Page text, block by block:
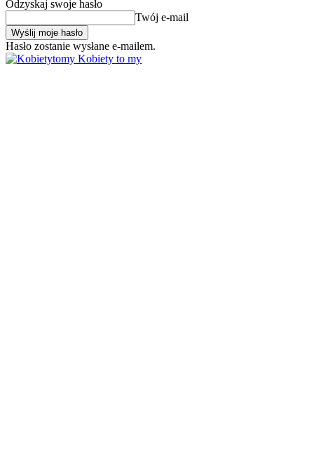
Odzyskaj swoje hasło
Twój e-mail
Hasło zostanie wysłane e-mailem.
Kobiety to my